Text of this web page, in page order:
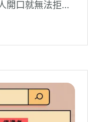
開口就無法拒
名的心累與空